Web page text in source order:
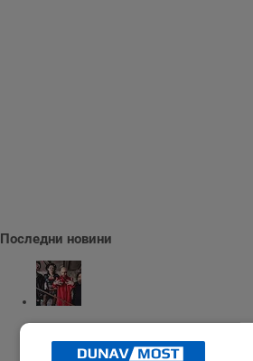
Последни новини